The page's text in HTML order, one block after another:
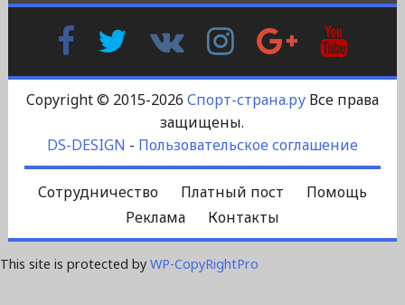
FacebookTwitter
Контакте
InstagramGoogle
Plus
Copyright © 2015-2026 Спорт-страна.руВсе права
защищены.
DS-DESIGN - Пользовательское соглашение
Сотрудничество Платный пост
Помощь
Реклама
Контакты
This site is protected by WP-CopyRightPro